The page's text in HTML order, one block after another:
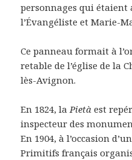
personnages qui étaient
l’Évangéliste et Marie-
Ce panneau formait à
retable de l’église de la
lès-Avignon.
En 1824, laPietàest
inspecteur des
En 1904, à l’occasion
Primitifs français